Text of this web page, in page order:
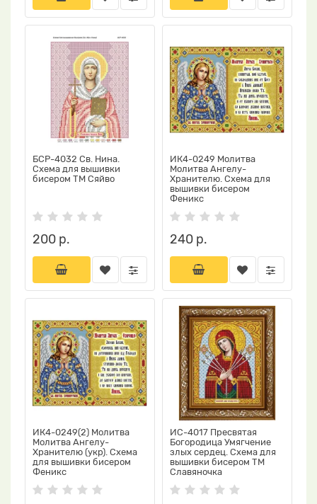
БСР-4032 Св. Нина.
Схема для вышивки
бисером ТМ Сяйво
200 р.
ИК4-0249 Молитва
Молитва Ангелу-
Хранителю. Схема для
вышивки бисером
Феникс
240 р.
ИК4-0249(2) Молитва
Молитва Ангелу-
Хранителю (укр). Схема
для вышивки бисером
Феникс
ИС-4017 Пресвятая
Богородица Умягчение
злых сердец. Схема для
вышивки бисером ТМ
Славяночка